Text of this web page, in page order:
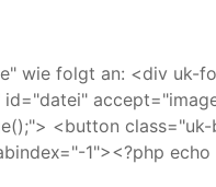
uk-form-custom> <input
<button
1"><?php echo
Script sollte
dass dieses nicht bereits